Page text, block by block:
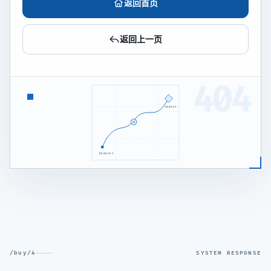
返回首页
返回上一页
REQUEST
TARGET
/buy/4 SYSTEM RESPONSE